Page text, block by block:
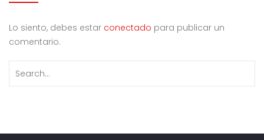
Lo siento, debes estar conectado para publicar un
comentario.